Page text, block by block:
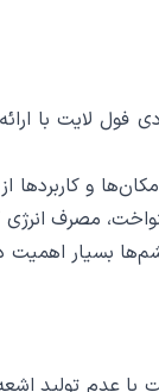
فول لایت با
بسیار
انواع مکان‌ها و
مصرف